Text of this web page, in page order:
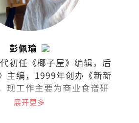
彭佩瑜
初任《椰子屋》编辑，后
主编，1999年创办《新新
现工作主要为商业食谱研
和烹饪课程。最喜欢的饮
展开更多